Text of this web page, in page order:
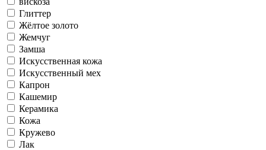
Глиттер
Жёлтое золото
Жемчуг
Замша
Искусственная кожа
Искусственный мех
Капрон
Кашемир
Керамика
Кожа
Кружево
Лак